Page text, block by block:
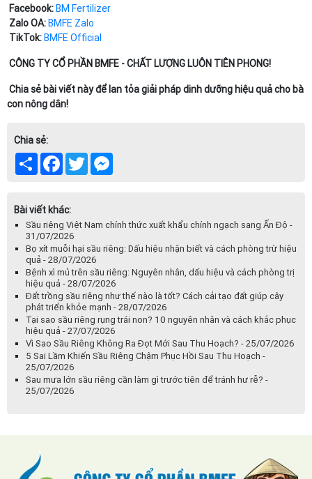
Facebook: BM Fertilizer
Zalo OA: BMFE Zalo
TikTok: BMFE Official
CÔNG TY CỔ PHẦN BMFE - CHẤT LƯỢNG LUÔN TIÊN PHONG!
Chia sẻ bài viết này để lan tỏa giải pháp dinh dưỡng hiệu quả cho bà
con nông dân!
Chia sẻ:
Share Facebook
Twitter
Bài viết khác:
Sầu riêng Việt Nam chính thức xuất khẩu chính ngạch sang Ấn Độ -
31/07/2026
Bọ xít muỗi hại sầu riêng: Dấu hiệu nhận biết và cách phòng trừ hiệu
quả - 28/07/2026
Bệnh xì mủ trên sầu riêng: Nguyên nhân, dấu hiệu và cách phòng trị
hiệu quả - 28/07/2026
Đất trồng sầu riêng như thế nào là tốt? Cách cải tạo đất giúp cây
phát triển khỏe mạnh - 28/07/2026
Tại sao sầu riêng rụng trái non? 10 nguyên nhân và cách khắc phục
hiệu quả - 27/07/2026
Vì Sao Sầu Riêng Không Ra Đọt Mới Sau Thu Hoạch? - 25/07/2026
5 Sai Lầm Khiến Sầu Riêng Chậm Phục Hồi Sau Thu Hoạch -
25/07/2026
Sau mưa lớn sầu riêng cần làm gì trước tiên để tránh hư rễ? -
25/07/2026